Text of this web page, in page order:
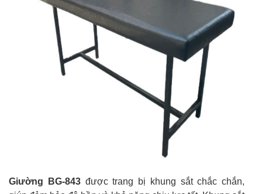
Giường BG-843được trang bị khung sắt chắc chắn,